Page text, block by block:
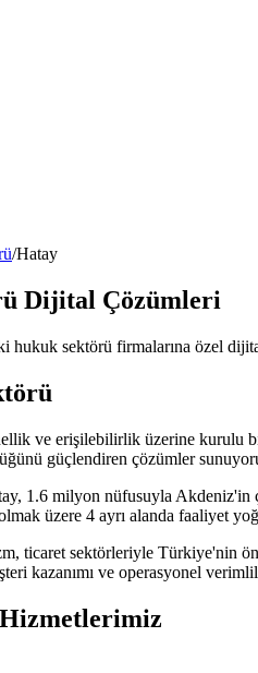
/Hatay
Dijital Çözümleri
hukuk sektörü firmalarına özel
ve erişilebilirlik üzerine kurulu
güçlendiren çözümler
1.6 milyon nüfusuyla Akdeniz'in
üzere 4 ayrı alanda faaliyet
ticaret sektörleriyle Türkiye'nin
kazanımı ve operasyonel